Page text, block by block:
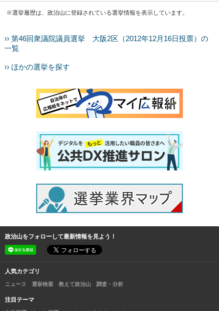
※選挙履歴は、政治山に登録されている選挙情報を表示しています。
›› 第46回衆議院議員選挙 大阪2区（2012年12月16日投票）の
一覧
›› ほかの選挙を探す
政治山をフォローして最新情報を見よう！
人気カテゴリ
ニュース 選挙検索 教えて政治山 調査・分析
注目テーマ